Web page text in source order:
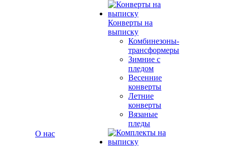
О нас
Конверты на
выписку
Комбинезоны-
трансформеры
Зимние с
пледом
Весенние
конверты
Летние
конверты
Вязаные
пледы